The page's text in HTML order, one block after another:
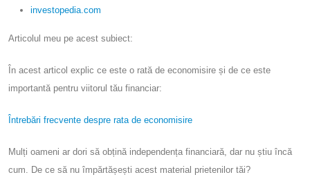
investopedia.com
Articolul meu pe acest subiect:
În acest articol explic ce este o rată de economisire și de ce este
importantă pentru viitorul tău financiar:
Întrebări frecvente despre rata de economisire
Mulți oameni ar dori să obțină independența financiară, dar nu știu încă
cum. De ce să nu împărtășești acest material prietenilor tăi?